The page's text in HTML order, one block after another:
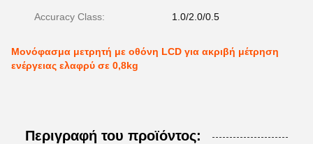
Accuracy Class: 1.0/2.0/0.5
Μονόφασμα μετρητή με οθόνη LCD για ακριβή μέτρηση
ενέργειας ελαφρύ σε 0,8kg
Περιγραφή του προϊόντος: